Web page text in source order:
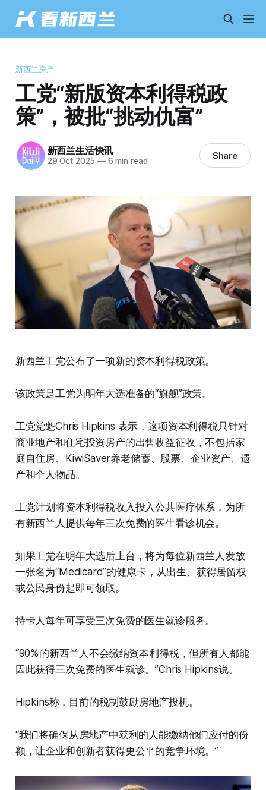
新西兰房产
工党“新版资本利得税政
策”，被批“挑动仇富”
新西兰生活快讯
29 Oct 2025 —6 min read Share
新西兰工党公布了一项新的资本利得税政策。
该政策是工党为明年大选准备的“旗舰”政策。
工党党魁Chris Hipkins 表示，这项资本利得税只针对
商业地产和住宅投资房产的出售收益征收，不包括家
庭自住房、KiwiSaver养老储蓄、股票、企业资产、遗
产和个人物品。
工党计划将资本利得税收入投入公共医疗体系，为所
有新西兰人提供每年三次免费的医生看诊机会。
如果工党在明年大选后上台，将为每位新西兰人发放
一张名为“Medicard”的健康卡，从出生、获得居留权
或公民身份起即可领取。
持卡人每年可享受三次免费的医生就诊服务。
“90%的新西兰人不会缴纳资本利得税，但所有人都能
因此获得三次免费的医生就诊。”Chris Hipkins说。
Hipkins称，目前的税制鼓励房地产投机。
“我们将确保从房地产中获利的人能缴纳他们应付的份
额，让企业和创新者获得更公平的竞争环境。”